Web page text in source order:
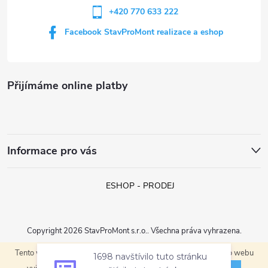
Tento web používá soubory cookie. Dalším procházením tohoto webu
Přijímáme online platby
Informace pro vás
+420 770 633 222
Facebook StavProMont realizace a eshop
ESHOP - PRODEJ
Vytvořil Shoptet
Copyright 2026 StavProMont s.r.o.. Všechna práva vyhrazena.
1698 navštívilo tuto stránku
navštívilo tuto stránku